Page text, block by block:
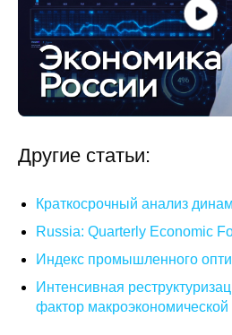
Другие статьи:
Краткосрочный анализ
Russia: Quarterly Economic
Индекс промышленного
Интенсивная
фактор